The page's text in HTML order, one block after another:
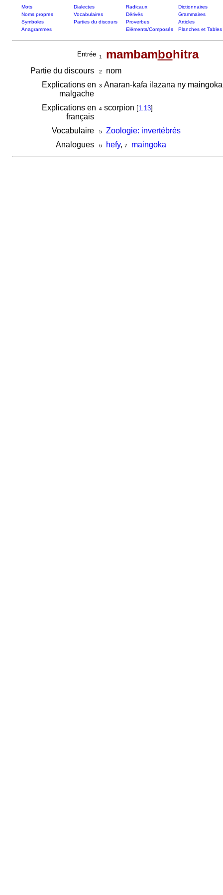
Mots Dialectes Radicaux
Dictionnaires
Noms propres
Vocabulaires Dérivés
Grammaires
Symboles
Parties du discours Proverbes
Articles
Anagrammes
Eléments/Composés Planches et Tables
Entrée 1 mambambohitra
Partie du discours 2
nom
Explications en
malgache
3 Anaran-kafa ilazana ny
Explications en
français
4scorpion [1.13]
Vocabulaire 5
Zoologie: invertébrés
Analogues
6 hefy, 7 maingoka